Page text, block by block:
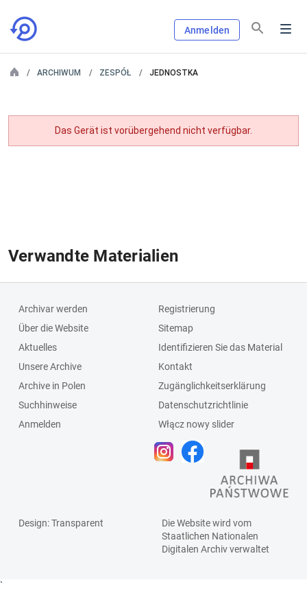
Anmelden
ARCHIWUM ZESPÓŁ JEDNOSTKA
Das Gerät ist vorübergehend nicht verfügbar.
Verwandte Materialien
Archivar werden
Über die Website
Aktuelles
Unsere Archive
Archive in Polen
Suchhinweise
Anmelden
Registrierung
Sitemap
Identifizieren Sie das Material
Kontakt
Zugänglichkeitserklärung
Datenschutzrichtlinie
Włącz nowy slider
Design: Transparent
Die Website wird vom
Staatlichen Nationalen
Digitalen Archivverwaltet
`